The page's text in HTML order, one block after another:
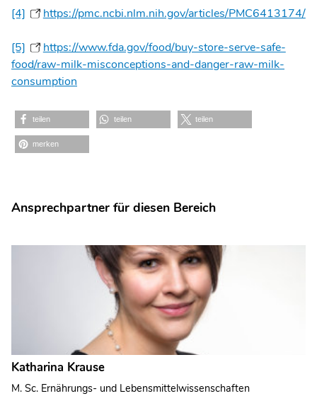
[4] https://pmc.ncbi.nlm.nih.gov/articles/PMC6413174/
[5]
https://www.fda.gov/food/buy-store-serve-safe-
food/raw-milk-misconceptions-and-danger-raw-milk-
consumption
teilen teilen teilen
merken
Ansprechpartner für diesen Bereich
Katharina Krause
M. Sc. Ernährungs- und Lebensmittelwissenschaften